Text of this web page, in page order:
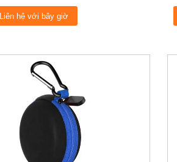
Liên hệ với bây giờ